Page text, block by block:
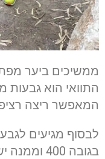
ממשיכים ביער
התוואי הוא גבעות
המאפשר ריצה
בגובה 400 וממנה יש נוף פנורמי לכל האזור.